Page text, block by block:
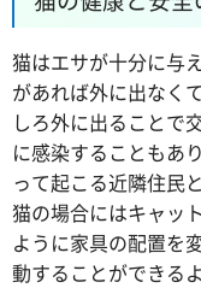
猫はエサが十分に与
があれば外に出なく
しろ外に出ることで
に感染することもあ
って起こる近隣住民
猫の場合にはキャッ
ように家具の配置を
動することができる